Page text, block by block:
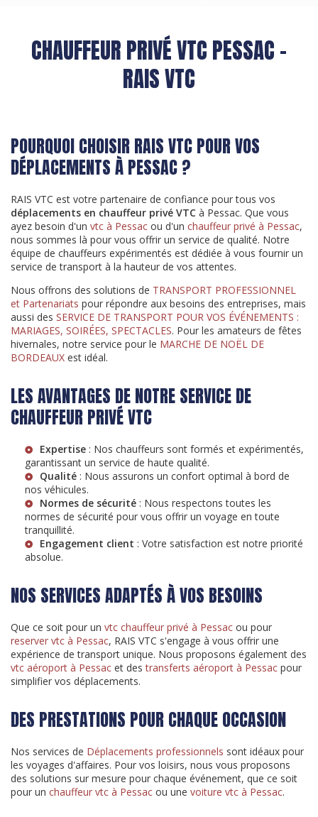
CHAUFFEUR PRIVÉ VTC PESSAC -
RAIS VTC
POURQUOI CHOISIR RAIS VTC POUR VOS
DÉPLACEMENTS À PESSAC ?
RAIS VTC est votre partenaire de confiance pour tous vos
déplacements en chauffeur privé VTC à Pessac. Que vous
ayez besoin d'un vtc à Pessac ou d'un chauffeur privé à Pessac,
nous sommes là pour vous offrir un service de qualité. Notre
équipe de chauffeurs expérimentés est dédiée à vous fournir un
service de transport à la hauteur de vos attentes.
Nous offrons des solutions de TRANSPORT PROFESSIONNEL
et Partenariats pour répondre aux besoins des entreprises, mais
aussi des SERVICE DE TRANSPORT POUR VOS ÉVÉNEMENTS :
MARIAGES, SOIRÉES, SPECTACLES. Pour les amateurs de fêtes
hivernales, notre service pour le MARCHE DE NOËL DE
BORDEAUX est idéal.
LES AVANTAGES DE NOTRE SERVICE DE
CHAUFFEUR PRIVÉ VTC
Expertise : Nos chauffeurs sont formés et expérimentés,
garantissant un service de haute qualité.
Qualité : Nous assurons un confort optimal à bord de
nos véhicules.
Normes de sécurité : Nous respectons toutes les
normes de sécurité pour vous offrir un voyage en toute
tranquillité.
Engagement client : Votre satisfaction est notre priorité
absolue.
NOS SERVICES ADAPTÉS À VOS BESOINS
Que ce soit pour un vtc chauffeur privé à Pessac ou pour
reserver vtc à Pessac, RAIS VTC s'engage à vous offrir une
expérience de transport unique. Nous proposons également des
vtc aéroport à Pessac et destransferts aéroport à Pessac pour
simplifier vos déplacements.
DES PRESTATIONS POUR CHAQUE OCCASION
Nos services de Déplacements professionnels sont idéaux pour
les voyages d'affaires. Pour vos loisirs, nous vous proposons
des solutions sur mesure pour chaque événement, que ce soit
pour un chauffeur vtc à Pessac ou une voiture vtc à Pessac.